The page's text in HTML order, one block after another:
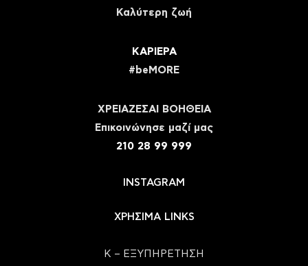
Καλύτερη ζωή
ΚΑΡΙΕΡΑ
#beMORE
ΧΡΕΙΑΖΕΣΑΙ ΒΟΗΘΕΙΑ
Eπικοινώνησε μαζί μας
210 28 99 999
INSTAGRAM
ΧΡΗΣΙΜΑ LINKS
Κ – ΕΞΥΠΗΡΕΤΗΣΗ